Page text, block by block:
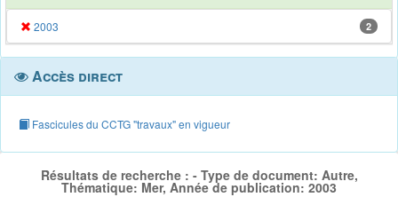
2003 2
Accès direct
Fascicules du CCTG "travaux" en vigueur
Résultats de recherche : - Type de document: Autre,
Thématique: Mer, Année de publication: 2003